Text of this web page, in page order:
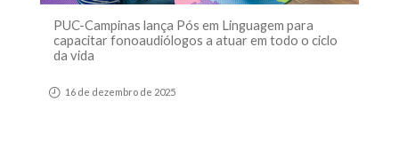
PUC-Campinas lança Pós em Linguagem para
capacitar fonoaudiólogos a atuar em todo o ciclo
da vida
16 de dezembro de 2025